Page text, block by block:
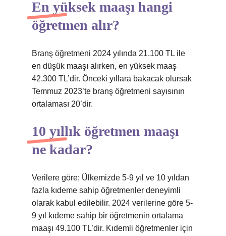
En yüksek maaşı hangi
öğretmen alır?
Branş öğretmeni 2024 yılında 21.100 TL ile
en düşük maaşı alırken, en yüksek maaş
42.300 TL’dir. Önceki yıllara bakacak olursak
Temmuz 2023’te branş öğretmeni sayısının
ortalaması 20’dir.
10 yıllık öğretmen maaşı
ne kadar?
Verilere göre; Ülkemizde 5-9 yıl ve 10 yıldan
fazla kıdeme sahip öğretmenler deneyimli
olarak kabul edilebilir. 2024 verilerine göre 5-
9 yıl kıdeme sahip bir öğretmenin ortalama
maaşı 49.100 TL’dir. Kıdemli öğretmenler için